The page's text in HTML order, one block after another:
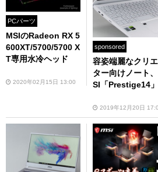
PCパーツ
MSIのRadeon RX 5
600XT/5700/5700 X
T専用水冷ヘッド
2020年02月15日 13:00
sponsored
容姿端麗なクリ
ター向けノート
SI「Prestige14」
2019年12月20日